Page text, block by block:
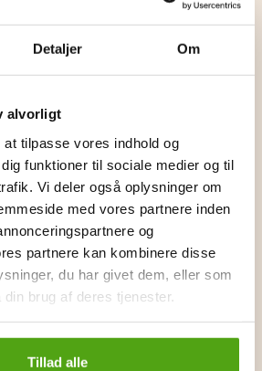
Detaljer Om
alvorligt
tilpasse vores indhold og
funktioner til sociale medier og til
Vi deler også oplysninger om
med vores partnere inden
og
partnere kan kombinere disse
du har givet dem, eller som
brug af deres tjenester.
Tillad alle
att hålla reda på barnens
risken att deras förväxlas.
namnen kan du märka alla
miljö på förskolan eller dagis.
även populära namnbestick, som
present till småbarn. Besticken är
namn och skickas i en fin
redo att användas.
Byhappyme kan du förvänta dig en
Deras fokus på
utbud av barnvänliga och säkra
till en populär destination för